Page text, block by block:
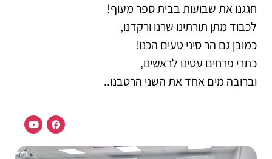
חגגנו את שבועות בבית ספר מעוף!
לכבוד מתן תורתינו שרנו ורקדנו,
כמובן גם הר סיני טעים הכנו!
כתרי פרחים עטינו לראשינו,
וברובה מים אחד את השני הרטבנו..